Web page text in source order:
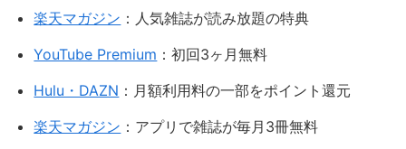
楽天マガジン ：人気雑誌が読み放題の特典
YouTube Premium ：初回3ヶ月無料
Hulu・DAZN ：月額利用料の一部をポイント還元
楽天マガジン ：アプリで雑誌が毎月3冊無料